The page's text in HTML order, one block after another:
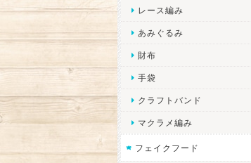
レース編み
あみぐるみ
財布
手袋
クラフトバンド
マクラメ編み
フェイクフード